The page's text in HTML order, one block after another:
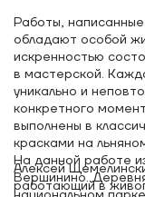
Работы,
обладают особой
искренностью
в мастерской.
уникально и
конкретного
выполнены в
красками на
На данной работе
Вершинино.
Алексей
работающий в